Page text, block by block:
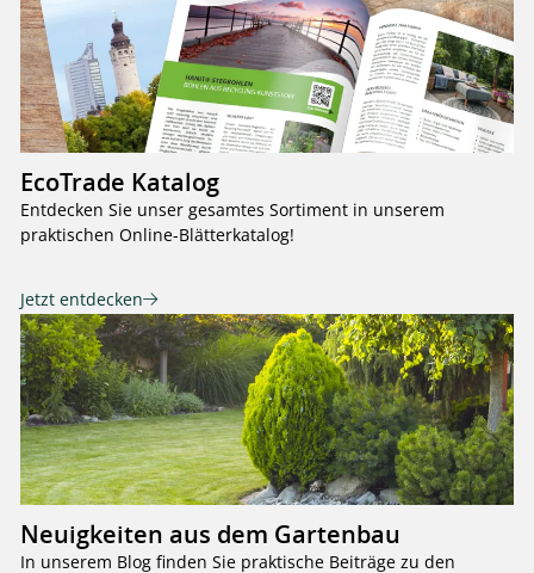
EcoTrade Katalog
Entdecken Sie unser gesamtes Sortiment in unserem
praktischen Online-Blätterkatalog!
Jetzt entdecken
Neuigkeiten aus dem Gartenbau
In unserem Blog finden Sie praktische Beiträge zu den